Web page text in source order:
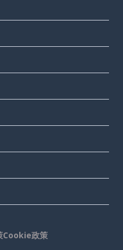
Cookie政策